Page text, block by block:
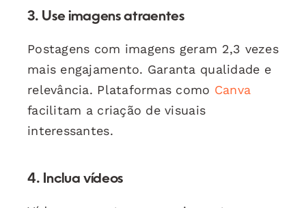
3. Use imagens atraentes
Postagens com imagens geram 2,3 vezes
mais engajamento. Garanta qualidade e
relevância. Plataformas como Canva
facilitam a criação de visuais
interessantes.
4. Inclua vídeos